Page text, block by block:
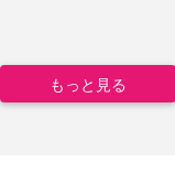
もっと見る